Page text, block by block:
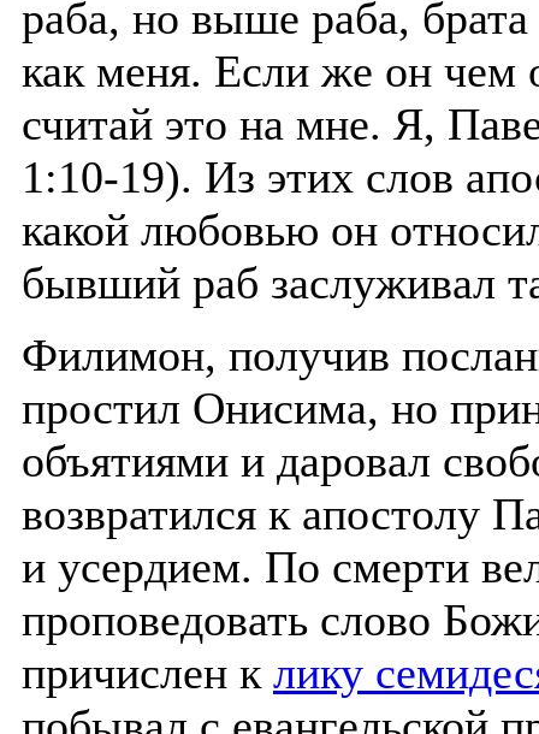
раба, но выше раба,
как меня. Если же он чем
считай это на мне. Я,
1:10-19). Из этих слов
какой любовью он
бывший раб заслуживал
Филимон, получив
простил Онисима, но
объятиями и даровал
возвратился к апостолу
и усердием. По смерти
проповедовать слово
причислен к лику